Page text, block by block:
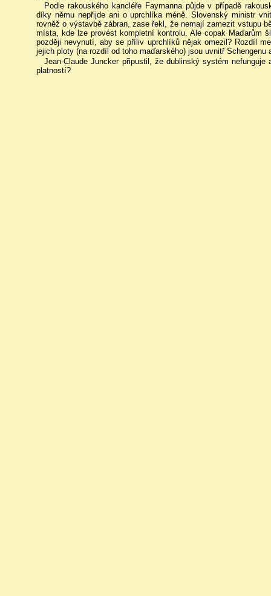
Podle rakouského kancléře Faymanna půjde v případě
díky němu nepřijde ani o uprchlíka méně. Slovenský ministr
rovněž o výstavbě zábran, zase řekl, že nemají zamezit vstupu
místa, kde lze provést kompletní kontrolu. Ale copak Maďarům
později nevynutí, aby se příliv uprchlíků nějak omezil? Rozdíl
jejich ploty (na rozdíl od toho maďarského) jsou uvnitř
Jean-Claude Juncker připustil, že dublinský systém
platností?